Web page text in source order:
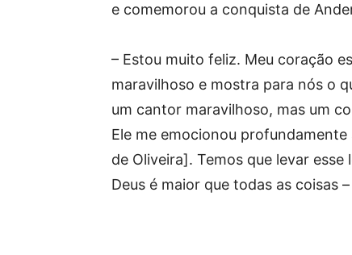
e comemorou a conquista de
– Estou muito feliz. Meu coração
maravilhoso e mostra para nós o
um cantor maravilhoso, mas um
Ele me emocionou
de Oliveira]. Temos que levar
Deus é maior que todas as coisas